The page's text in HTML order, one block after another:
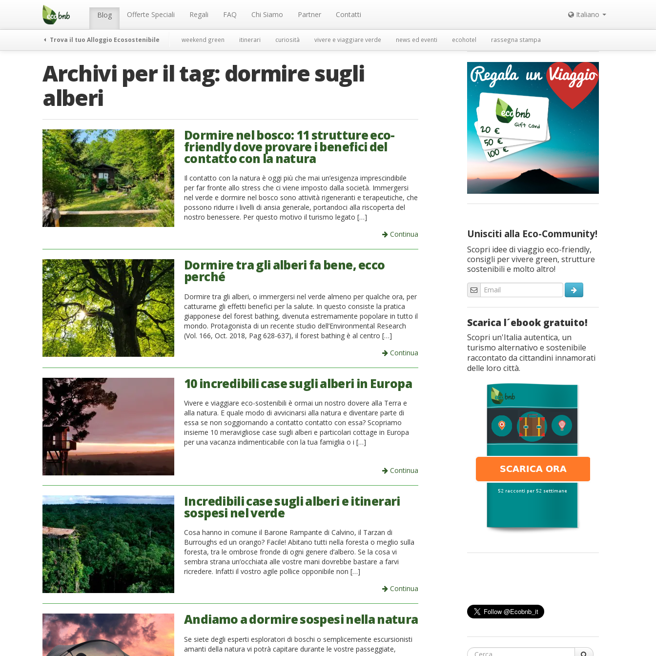
Menu Blog Offerte Speciali Regali FAQ Chi Siamo Partner Contatti Italiano
Trova il tuo Alloggio Ecosostenibile weekend green itinerari curiosità vivere e viaggiare verde news ed eventi ecohotel rassegna stampa
Archivi per il tag: dormire sugli
alberi
Dormire nel bosco: 11 strutture eco-
friendly dove provare i benefici del
contatto con la natura
Il contatto con la natura è oggi più che mai un’esigenza imprescindibile
per far fronte allo stress che ci viene imposto dalla società. Immergersi
nel verde e dormire nel bosco sono attività rigeneranti e terapeutiche, che
possono ridurre i livelli di ansia generale, portandoci alla riscoperta del
nostro benessere. Per questo motivo il turismo legato […]
Continua
Dormire tra gli alberi fa bene, ecco
perché
Dormire tra gli alberi, o immergersi nel verde almeno per qualche ora, per
catturarne gli effetti benefici per la salute. In questo consiste la pratica
giapponese del forest bathing, divenuta estremamente popolare in tutto il
mondo. Protagonista di un recente studio dell’Environmental Research
(Vol. 166, Oct. 2018, Pag 628-637), il forest bathing è al centro […]
Continua
10 incredibili case sugli alberi in Europa
Vivere e viaggiare eco-sostenibili è ormai un nostro dovere alla Terra e
alla natura. E quale modo di avvicinarsi alla natura e diventare parte di
essa se non soggiornando a contatto contatto con essa? Scopriamo
insieme 10 meravigliose case sugli alberi e particolari cottage in Europa
per una vacanza indimenticabile con la tua famiglia o i […]
Continua
Incredibili case sugli alberi e itinerari
sospesi nel verde
Cosa hanno in comune il Barone Rampante di Calvino, il Tarzan di
Burroughs ed un orango? Facile! Abitano tutti nella foresta o meglio sulla
foresta, tra le ombrose fronde di ogni genere d’albero. Se la cosa vi
sembra strana un’occhiata alle vostre mani dovrebbe bastare a farvi
ricredere. Infatti il vostro agile pollice opponibile non […]
Continua
Andiamo a dormire sospesi nella natura
Se siete degli esperti esploratori di boschi o semplicemente escursionisti
amanti della natura vi potrà capitare durante le vostre passeggiate,
Unisciti alla Eco-Community!
Scopri idee di viaggio eco-friendly,
consigli per vivere green, strutture
sostenibili e molto altro!
Scarica l´ebook gratuito!
Scopri un'Italia autentica, un
turismo alternativo e sostenibile
raccontato da cittandini innamorati
delle loro città.
Cerca